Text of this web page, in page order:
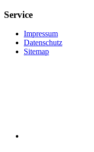
Service
Impressum
Datenschutz
Sitemap